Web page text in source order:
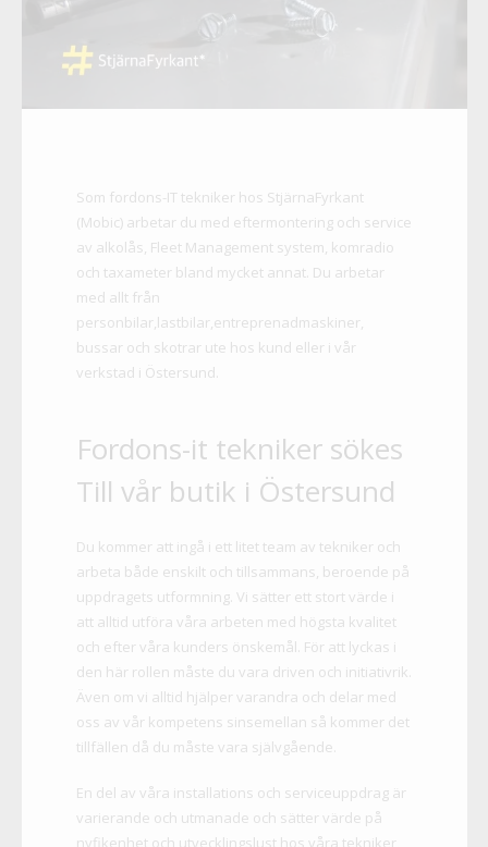
Som fordons-IT tekniker hos StjärnaFyrkant
(Mobic) arbetar du med eftermontering och service
av alkolås, Fleet Management system, komradio
och taxameter bland mycket annat. Du arbetar
med allt från
personbilar,lastbilar,entreprenadmaskiner,
bussar och skotrar ute hos kund eller i vår
verkstad i Östersund.
Fordons-it tekniker sökes
Till vår butik i Östersund
Du kommer att ingå i ett litet team av tekniker och
arbeta både enskilt och tillsammans, beroende på
uppdragets utformning. Vi sätter ett stort värde i
att alltid utföra våra arbeten med högsta kvalitet
och efter våra kunders önskemål. För att lyckas i
den här rollen måste du vara driven och initiativrik.
Även om vi alltid hjälper varandra och delar med
oss av vår kompetens sinsemellan så kommer det
tillfällen då du måste vara självgående.
En del av våra installations och serviceuppdrag är
varierande och utmanade och sätter värde på
nyfikenhet och utvecklingslust hos våra tekniker,